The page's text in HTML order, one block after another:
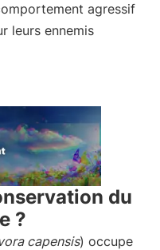
agressif
leurs ennemis
du
?
capensis) occupe